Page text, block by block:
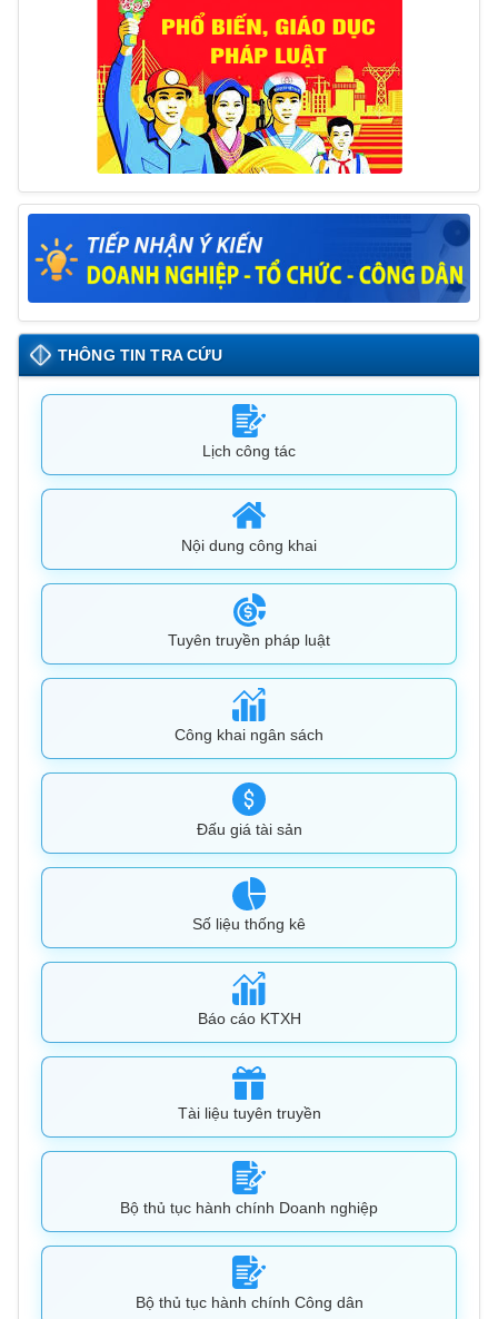
THÔNG TIN TRA CỨU
Lịch công tác
Nội dung công khai
Tuyên truyền pháp luật
Công khai ngân sách
Đấu giá tài sản
Số liệu thống kê
Báo cáo KTXH
Tài liệu tuyên truyền
Bộ thủ tục hành chính Doanh nghiệp
Bộ thủ tục hành chính Công dân